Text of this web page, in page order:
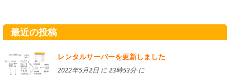
最近の投稿
レンタルサーバーを更新しました
2022年5月2日 に 23時53分 に